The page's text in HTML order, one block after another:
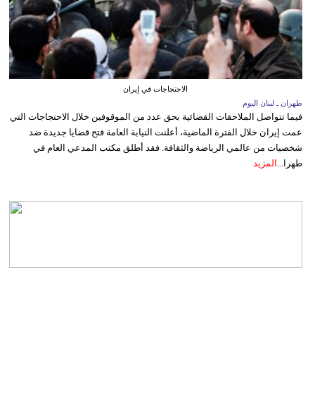
الاحتجاجات في إيران
طهران ـ لبنان اليوم
فيما تتواصل الملاحقات القضائية بحق عدد من الموقوفين خلال الاحتجاجات التي
عمت إيران خلال الفترة الماضية، أعلنت النيابة العامة فتح قضايا جديدة ضد
شخصيات من عالمي الرياضة والثقافة. فقد أطلق مكتب المدعي العام في
طهرا... المزيد